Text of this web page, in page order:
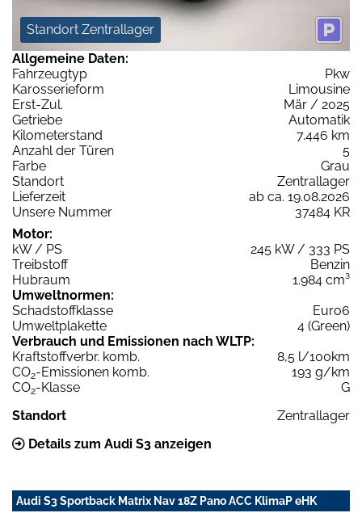
Standort Zentrallager
Allgemeine Daten:
Fahrzeugtyp
Pkw
Karosserieform
Limousine
Erst-Zul.
Mär / 2025
Getriebe
Automatik
Kilometerstand
7.446 km
Anzahl der Türen
5
Farbe
Grau
Standort
Zentrallager
Lieferzeit
ab ca. 19.08.2026
Unsere Nummer
37484 KR
Motor:
kW / PS
245 kW / 333 PS
Treibstoff
Benzin
Hubraum
1.984 cm³
Umweltnormen:
Schadstoffklasse
Euro6
Umweltplakette
4 (Green)
Verbrauch und Emissionen nach WLTP:
Kraftstoffverbr. komb.
8,5 l/100km
CO2-Emissionen komb.
193 g/km
CO2-Klasse
G
Standort
Zentrallager
Details zum Audi S3 anzeigen
Audi S3 Sportback Matrix Nav 18Z Pano ACC KlimaP eHK